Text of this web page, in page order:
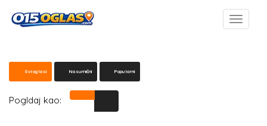
Svi oglasi Nasumični Popularni
Pogldaj kao: